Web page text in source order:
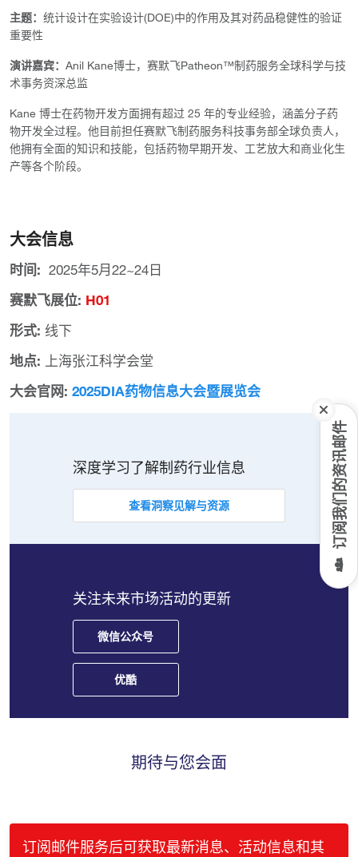
订阅我们的资讯邮件
主题： 统计设计在实验设计(DOE)中的作用及其对药品稳健性的验证
重要性
演讲嘉宾： Anil Kane博士，赛默飞Patheon™制药服务全球科学与技
术事务资深总监
Kane 博士在药物开发方面拥有超过 25 年的专业经验，涵盖分子药
物开发全过程。他目前担任赛默飞制药服务科技事务部全球负责人，
他拥有全面的知识和技能，包括药物早期开发、工艺放大和商业化生
产等各个阶段。
大会信息
时间: 2025年5月22~24日
赛默飞展位: H01
形式: 线下
地点: 上海张江科学会堂
大会官网: 2025DIA药物信息大会暨展览会
深度学习了解制药行业信息
查看洞察见解与资源
关注未来市场活动的更新
微信公众号
优酷
期待与您会面
订阅邮件服务后可获取最新消息、活动信息和其